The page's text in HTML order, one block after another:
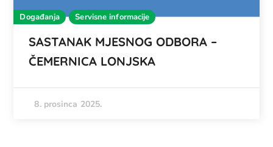
Događanja Servisne informacije
SASTANAK MJESNOG ODBORA –
ČEMERNICA LONJSKA
8. prosinca 2025.